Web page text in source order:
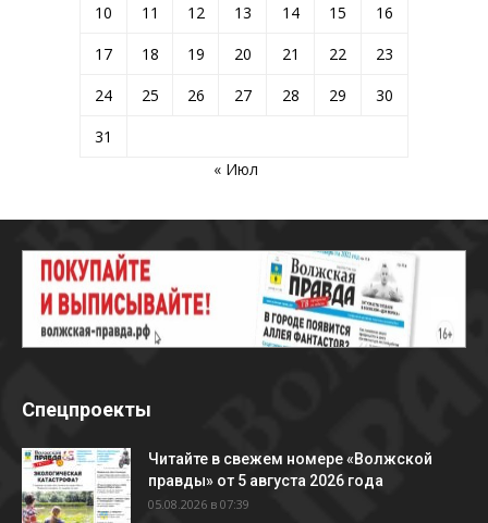
10
11 12 13 14 15
16
17
18 19 20 21 22
23
24
25 26 27 28 29
30
31
« Июл
Спецпроекты
Читайте в свежем номере «Волжской
правды» от 5 августа 2026 года
05.08.2026 в 07:39